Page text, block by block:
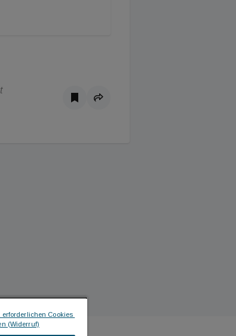
erforderlichen Cookies
(Widerruf)